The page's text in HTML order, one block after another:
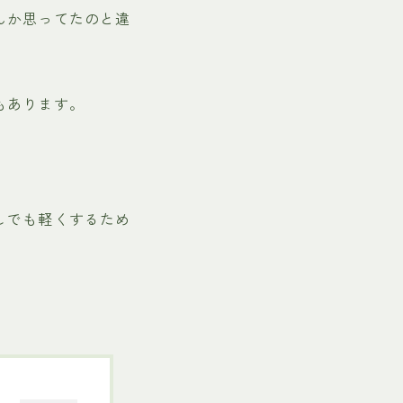
思ってたのと違
ります。
も軽くするため